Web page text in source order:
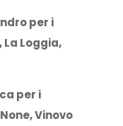
per i
Loggia,
per i
Vinovo